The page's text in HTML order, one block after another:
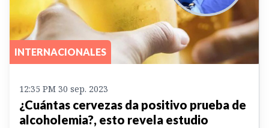
INTERNACIONALES
12:35 PM 30 sep. 2023
¿Cuántas cervezas da positivo prueba de
alcoholemia?, esto revela estudio